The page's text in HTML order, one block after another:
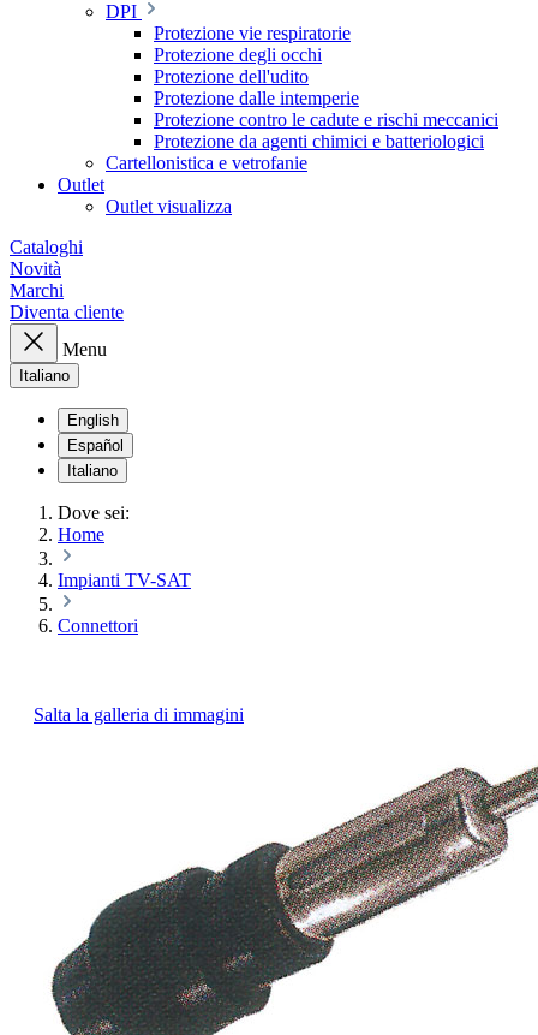
DPI
Protezione vie respiratorie
Protezione degli occhi
Protezione dell'udito
Protezione dalle intemperie
Protezione contro le cadute e rischi meccanici
Protezione da agenti chimici e batteriologici
Cartellonistica e vetrofanie
Outlet
Outlet visualizza
Cataloghi
Novità
Marchi
Diventa cliente
Menu
Italiano
English
Español
Italiano
Dove sei:
Home
Impianti TV-SAT
Connettori
Salta la galleria di immagini